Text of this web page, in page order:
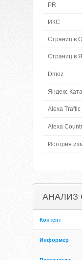
PR
ИКС
Страниц в
Страниц в
Dmoz
Яндекс
Alexa Traffic
Alexa
История
АНАЛИЗ
Контент
Информер